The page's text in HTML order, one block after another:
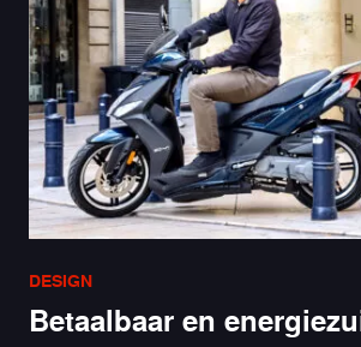
DESIGN
Betaalbaar en